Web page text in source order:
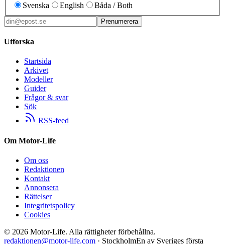
Svenska
English Båda / Both
Prenumerera
Utforska
Startsida
Arkivet
Modeller
Guider
Frågor & svar
Sök
RSS-feed
Om Motor-Life
Om oss
Redaktionen
Kontakt
Annonsera
Rättelser
Integritetspolicy
Cookies
© 2026 Motor-Life. Alla rättigheter förbehållna.
redaktionen@motor-life.com · StockholmEn av Sveriges första